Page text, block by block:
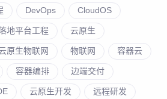
DevOps CloudOS
地平台工程 云原生
原生物联网 物联网 容器云
容器编排 边端交付
云原生开发 远程研发